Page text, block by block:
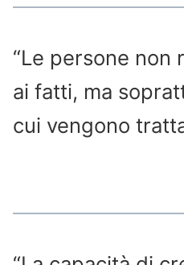
“Le persone non
ai fatti, ma
cui vengono